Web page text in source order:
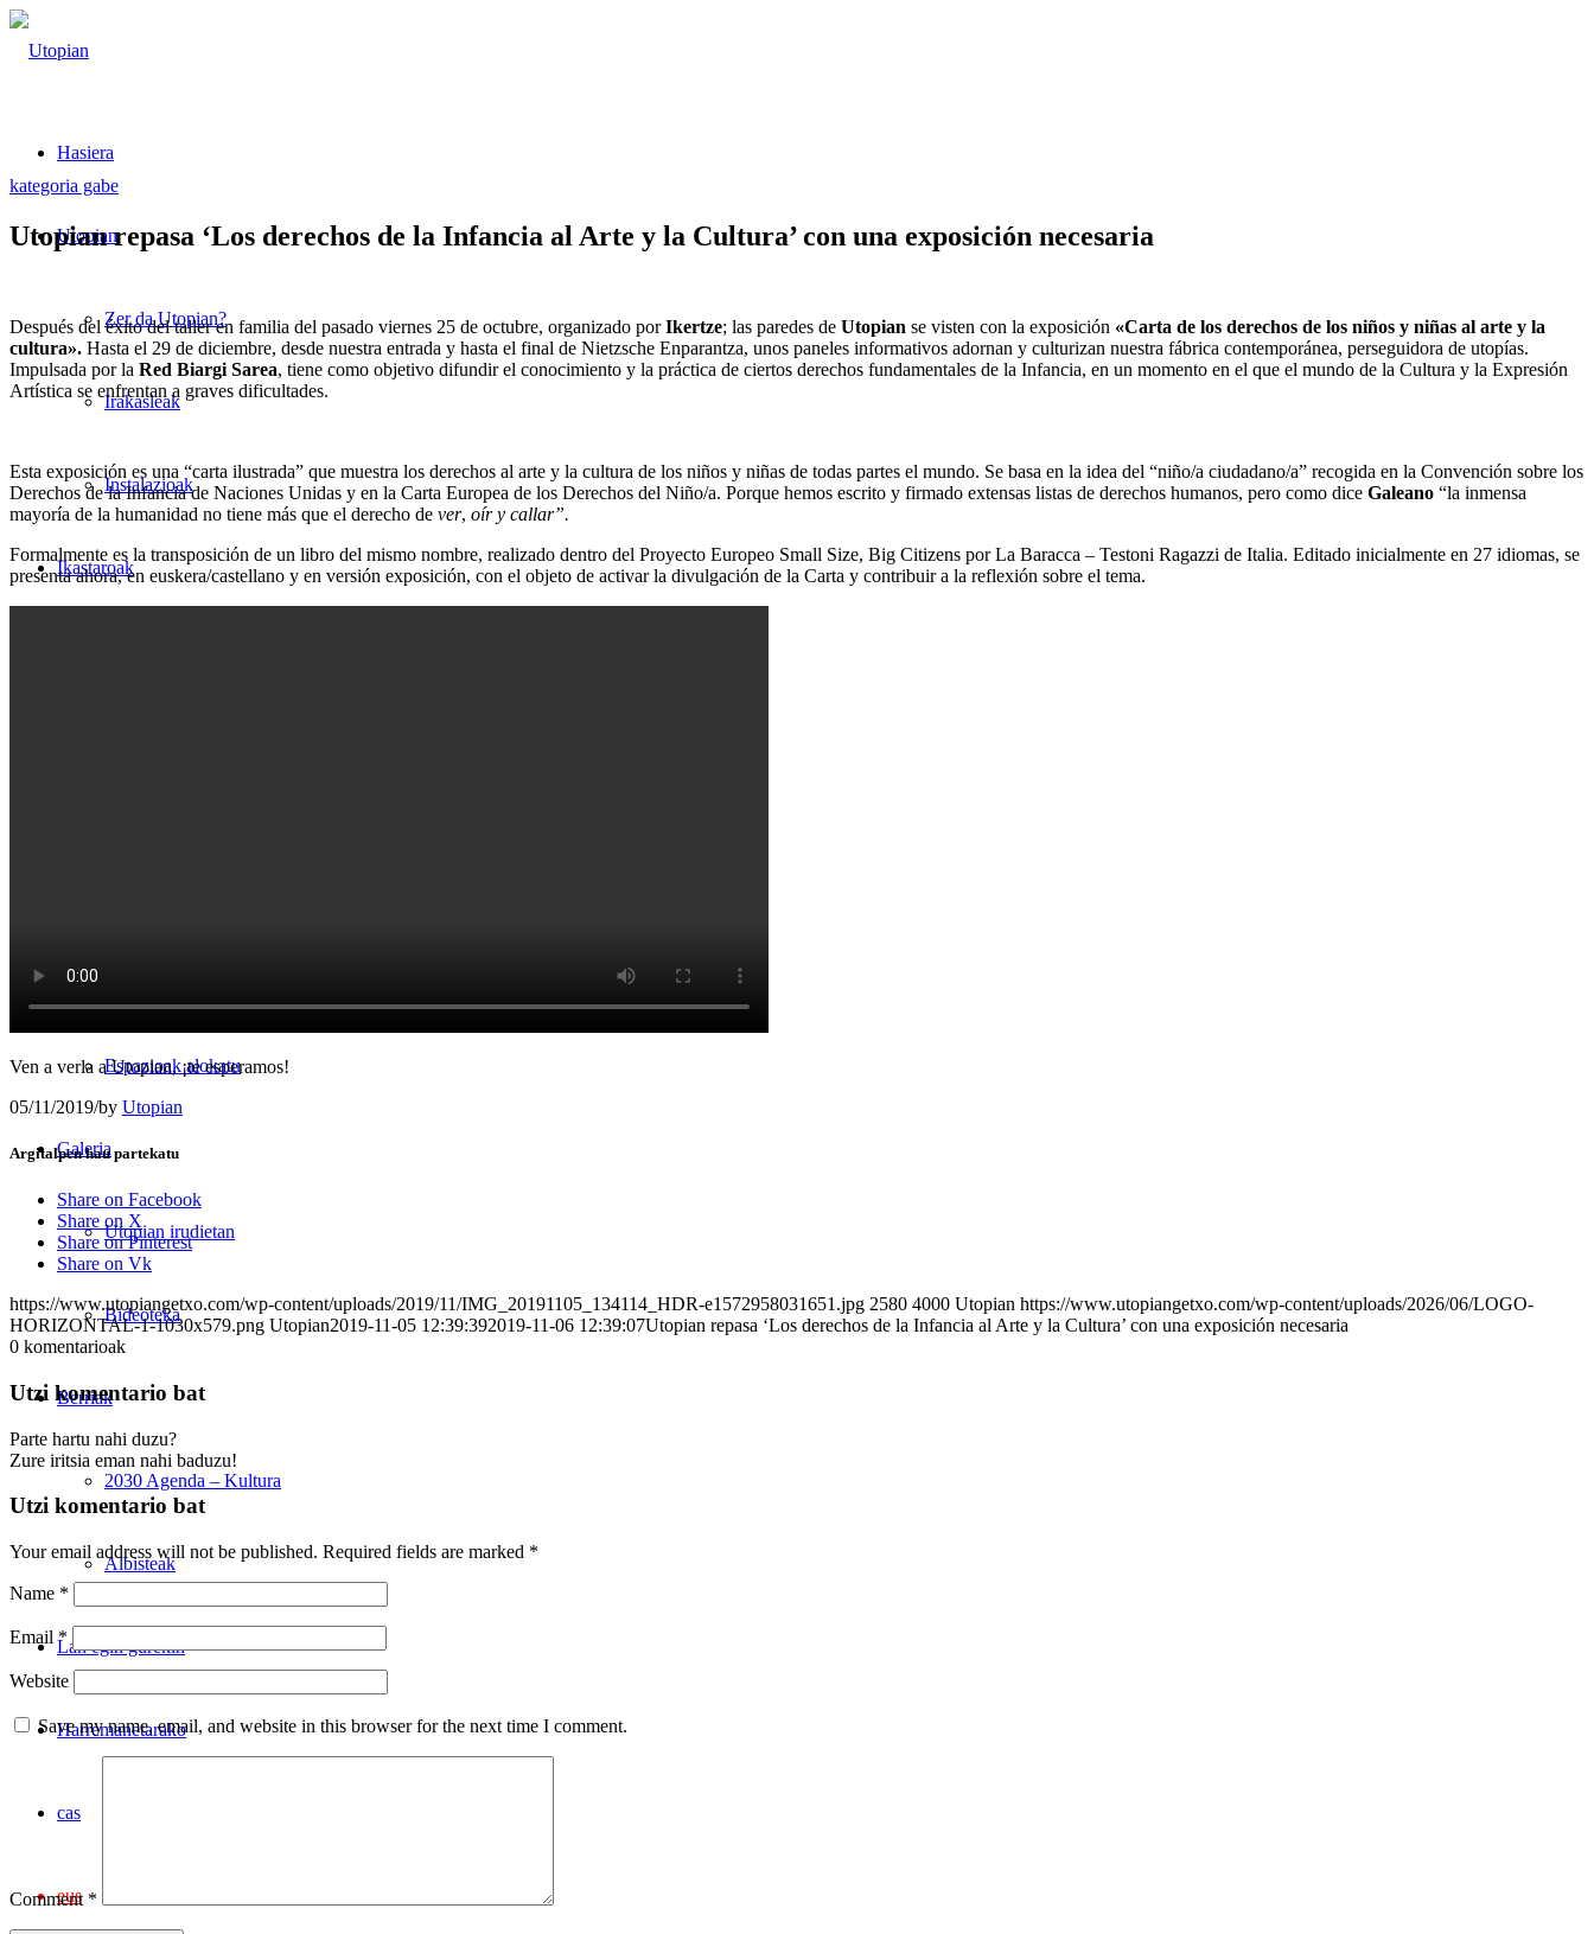
Hasiera
Utopian
Zer da Utopian?
Irakasleak
Instalazioak
Ikastaroak
Espazioak alokatu
Galeria
Utopian irudietan
Bideoteka
Berriak
2030 Agenda – Kultura
Albisteak
Lan egin gurekin
Harremanetarako
cas
eus
kategoria gabe
Utopian repasa ‘Los derechos de la Infancia al Arte y la Cultura’ con una exposición necesaria
Después del éxito del taller en familia del pasado viernes 25 de octubre, organizado porIkertze; las paredes de Utopian se visten con la exposición «Carta de los derechos de los niños y niñas al arte y la
cultura». Hasta el 29 de diciembre, desde nuestra entrada y hasta el final de Nietzsche Enparantza, unos paneles informativos adornan y culturizan nuestra fábrica contemporánea, perseguidora de utopías.
Impulsada por la Red Biargi Sarea, tiene como objetivo difundir el conocimiento y la práctica de ciertos derechos fundamentales de la Infancia, en un momento en el que el mundo de la Cultura y la Expresión
Artística se enfrentan a graves dificultades.
Esta exposición es una “carta ilustrada” que muestra los derechos al arte y la cultura de los niños y niñas de todas partes el mundo. Se basa en la idea del “niño/a ciudadano/a” recogida en la Convención sobre los
Derechos de la Infancia de Naciones Unidas y en la Carta Europea de los Derechos del Niño/a. Porque hemos escrito y firmado extensas listas de derechos humanos, pero como dice Galeano “la inmensa
mayoría de la humanidad no tiene más que el derecho de ver, oír y callar”.
Formalmente es la transposición de un libro del mismo nombre, realizado dentro del Proyecto Europeo Small Size, Big Citizens por La Baracca – Testoni Ragazzi de Italia. Editado inicialmente en 27 idiomas, se
presenta ahora, en euskera/castellano y en versión exposición, con el objeto de activar la divulgación de la Carta y contribuir a la reflexión sobre el tema.
Ven a verla a Utopian, ¡te esperamos!
05/11/2019/by Utopian
Argitalpen hau partekatu
Share on Facebook
Share on X
Share on Pinterest
Share on Vk
https://www.utopiangetxo.com/wp-content/uploads/2019/11/IMG_20191105_134114_HDR-e1572958031651.jpg 2580 4000 Utopian https://www.utopiangetxo.com/wp-content/uploads/2026/06/LOGO-
HORIZONTAL-1-1030x579.png Utopian2019-11-05 12:39:392019-11-06 12:39:07Utopian repasa ‘Los derechos de la Infancia al Arte y la Cultura’ con una exposición necesaria
0 komentarioak
Utzi komentario bat
Parte hartu nahi duzu?
Zure iritsia eman nahi baduzu!
Utzi komentario bat
Your email address will not be published. Required fields are marked *
Name *
Email*
Website
Save my name, email, and website in this browser for the next time I comment.
Comment *